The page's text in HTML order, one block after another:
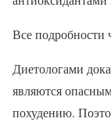
Все подробности
Диетологами
являются
похудению.